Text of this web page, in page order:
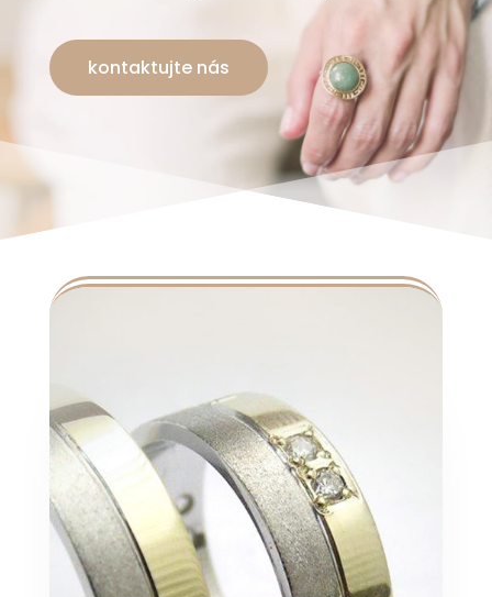
kontaktujte nás